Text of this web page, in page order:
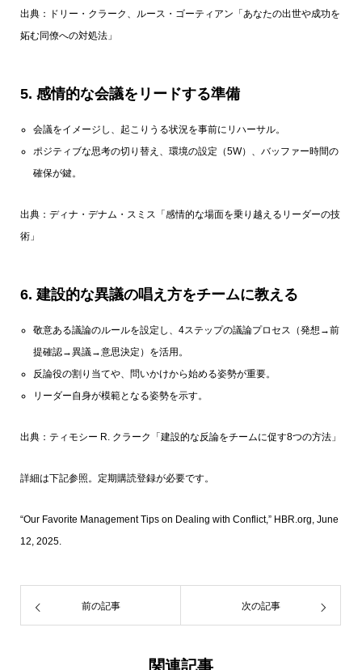
出典：ドリー・クラーク、ルース・ゴーティアン 「あなたの出世や成功を
妬む同僚への対処法」
5. 感情的な会議をリードする準備
会議をイメージし、起こりうる状況を事前にリハーサル。
ポジティブな思考の切り替え、環境の設定（5W）、バッファー時間の
確保が鍵。
出典：ディナ・デナム・スミス 「感情的な場面を乗り越えるリーダーの技
術」
6. 建設的な異議の唱え方をチームに教える
敬意ある議論のルールを設定し、4ステップの議論プロセス（発想→前
提確認→異議→意思決定）を活用。
反論役の割り当てや、問いかけから始める姿勢が重要。
リーダー自身が模範となる姿勢を示す。
出典：ティモシー R. クラーク 「建設的な反論をチームに促す8つの方法」
詳細は下記参照。定期購読登録が必要です。
“Our Favorite Management Tips on Dealing with Conflict,” HBR.org, June
12, 2025.
前の記事 次の記事
関連記事